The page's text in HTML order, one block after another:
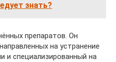
знать?
препаратов. Он
на устранение
и специализированный на